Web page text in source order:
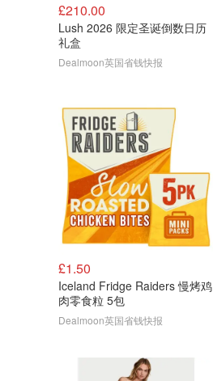
£210.00
Lush 2026 限定圣诞倒数日历
礼盒
Dealmoon英国省钱快报
£1.50
Iceland Fridge Raiders 慢烤鸡
肉零食粒 5包
Dealmoon英国省钱快报